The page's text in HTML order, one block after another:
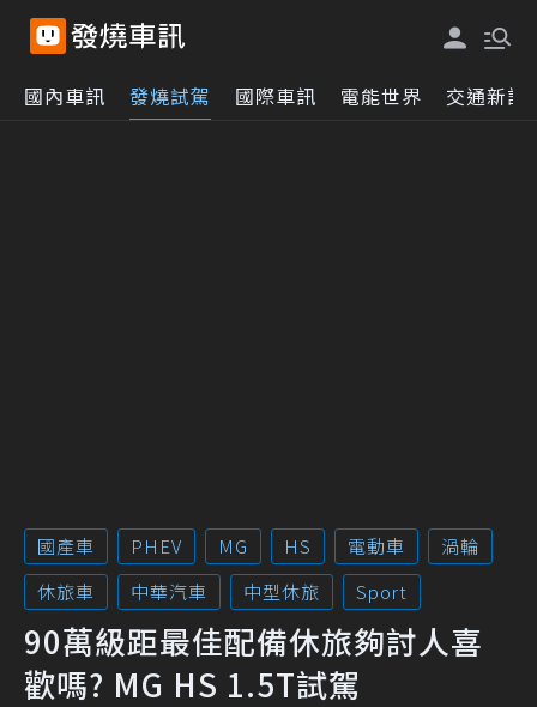
國內車訊 發燒試駕 國際車訊 電能世界 交通新訊
國產車 PHEV MG HS 電動車
渦輪
休旅車
中華汽車 中型休旅 Sport
90萬級距最佳配備休旅夠討人喜
歡嗎? MG HS 1.5T試駕